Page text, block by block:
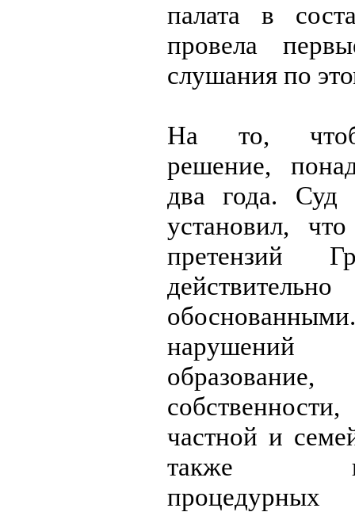
палата в
провела
слушания по
На то,
решение,
два года. Суд
установил,
претензий
действительно
частной и
также